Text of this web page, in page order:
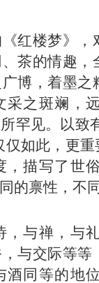
红楼梦》
茶的情趣
博，着墨
采之斑斓，
罕见。以致
仅如此，更
，描写了世
的禀性，不
，与禅，与
与交际等
酒同等的地